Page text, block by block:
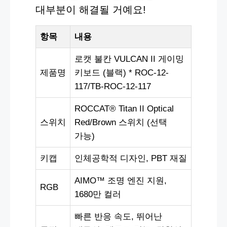
대부분이 해결될 거예요!
항목 내용
제품명
로캣 불칸 VULCAN II 게이밍
키보드 (블랙) * ROC-12-
117/TB-ROC-12-117
스위치
ROCCAT® Titan II Optical
Red/Brown 스위치 (선택
가능)
키캡 인체공학적 디자인, PBT 재질
RGB
AIMO™ 조명 엔진 지원,
1680만 컬러
빠른 반응 속도, 뛰어난